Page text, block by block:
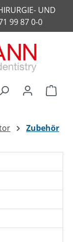
UND
99 87 0-0
Zubehör